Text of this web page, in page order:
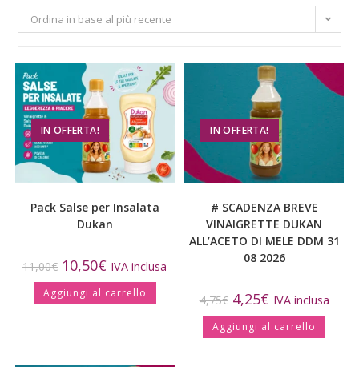
Ordina in base al più recente
IN OFFERTA!
Pack Salse per Insalata
Dukan
11,00€ 10,50€ IVA inclusa
Aggiungi al carrello
IN OFFERTA!
# SCADENZA BREVE
VINAIGRETTE DUKAN
ALL’ACETO DI MELE DDM 31
08 2026
4,75€ 4,25€ IVA inclusa
Aggiungi al carrello